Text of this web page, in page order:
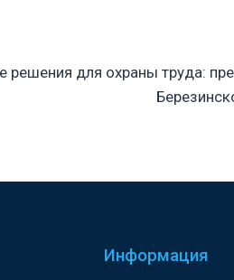
решения для охраны труда:
Информация